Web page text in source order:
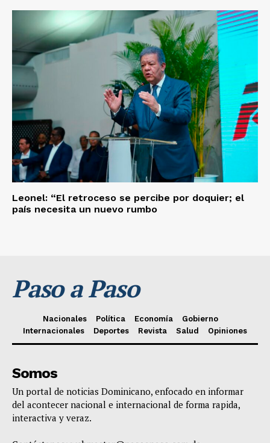
Leonel: “El retroceso se percibe por doquier; el
país necesita un nuevo rumbo
Paso a Paso
Nacionales Política Economía
Gobierno
Internacionales
Deportes Revista Salud Opiniones
Somos
Un portal de noticias Dominicano, enfocado en informar
del acontecer nacional e internacional de forma rapida,
interactiva y veraz.